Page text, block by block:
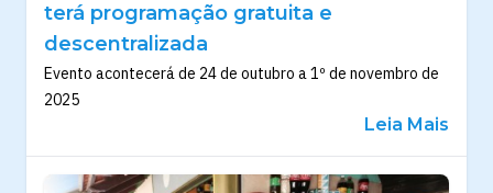
terá programação gratuita e
descentralizada
Evento acontecerá de 24 de outubro a 1º de novembro de
2025
Leia Mais